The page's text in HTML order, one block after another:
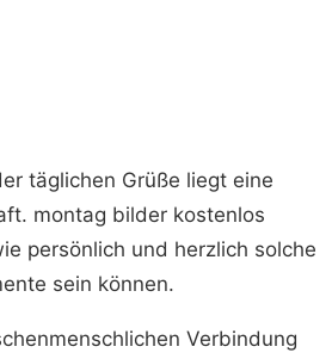
täglichen Grüße liegt eine
montag bilder kostenlos
persönlich und herzlich solche
sein können.
Verbindung